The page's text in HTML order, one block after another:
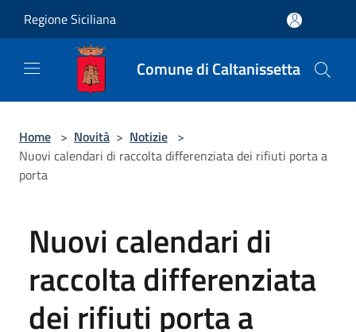
Regione Siciliana
Comune di Caltanissetta
Home > Novità > Notizie >
Nuovi calendari di raccolta differenziata dei rifiuti porta a
porta
Nuovi calendari di
raccolta differenziata
dei rifiuti porta a